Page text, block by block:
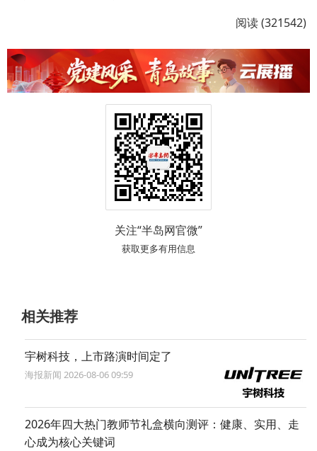
阅读 (321542)
关注“半岛网官微”
获取更多有用信息
相关推荐
宇树科技，上市路演时间定了
海报新闻 2026-08-06 09:59
2026年四大热门教师节礼盒横向测评：健康、实用、走
心成为核心关键词